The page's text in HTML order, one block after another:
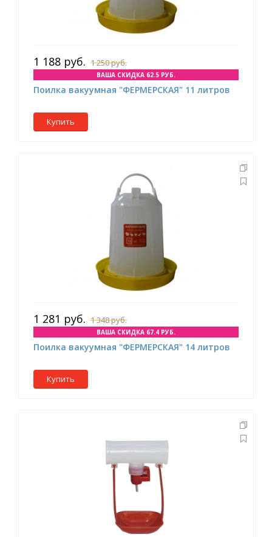
1 188 руб. 1 250 руб.
ВАША СКИДКА 62.5 РУБ.
Поилка вакуумная "ФЕРМЕРСКАЯ" 11 литров
Купить
1 281 руб. 1 348 руб.
ВАША СКИДКА 67.4 РУБ.
Поилка вакуумная "ФЕРМЕРСКАЯ" 14 литров
Купить